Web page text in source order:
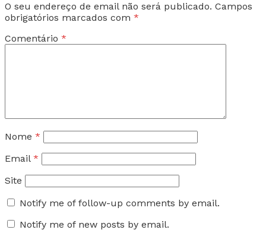
O seu endereço de email não será publicado. Campos
obrigatórios marcados com *
Comentário *
Nome *
Email *
Site
Notify me of follow-up comments by email.
Notify me of new posts by email.